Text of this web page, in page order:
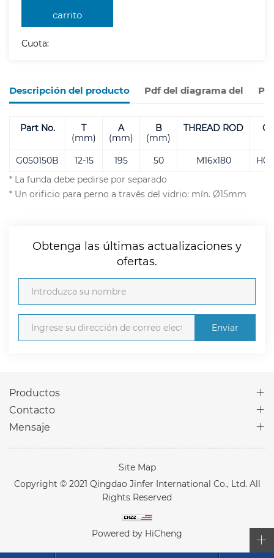
carrito
Cuota:
Descripción del producto Pdf del diagrama del
Part No.
T
(mm)
A
(mm)
B
(mm)
THREAD ROD
G050150B
12-15 195 50 M16x180
* La funda debe pedirse por separado
* Un orificio para perno a través del vidrio: mín. Ø15mm
Obtenga las últimas actualizaciones y
ofertas.
Enviar
Productos
Contacto
Mensaje
Site Map
Copyright © 2021 Qingdao Jinfer International Co., Ltd. All
Rights Reserved
Powered by HiCheng